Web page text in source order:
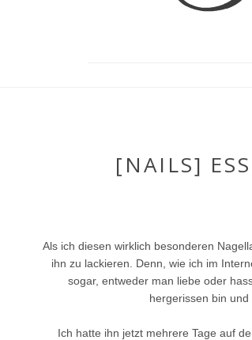
[NAILS]
Als ich diesen wirklich besonderen
ihn zu lackieren. Denn, wie ich im
sogar, entweder man liebe oder
hergerissen bin
Ich hatte ihn jetzt mehrere Tage auf